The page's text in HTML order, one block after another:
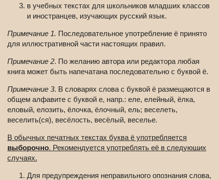
в учебных текстах для школьников младших классов
и иностранцев, изучающих русский язык.
Примечание 1. Последовательное употребление ё принято
для иллюстративной части настоящих правил.
Примечание 2. По желанию автора или редактора любая
книга может быть напечатана последовательно с буквой ё.
Примечание 3. В словарях слова с буквой ё размещаются в
общем алфавите с буквой е, напр.: еле, елейный, ёлка,
еловый, елозить, ёлочка, ёлочный, ель; веселеть,
веселить(ся), весёлость, весёлый, веселье.
В обычных печатных текстах буква ё употребляется
выборочно. Рекомендуется употреблять её в следующих
случаях.
Для предупреждения неправильного опознания слова,